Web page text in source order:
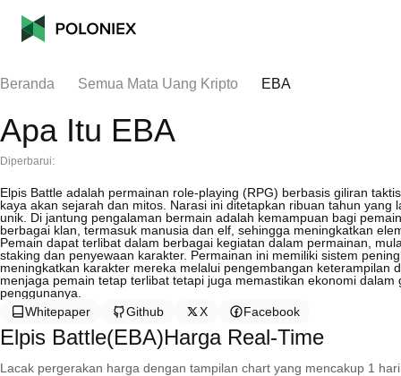
Beranda Semua Mata Uang Kripto EBA
Apa Itu EBA
Diperbarui:
Elpis Battle adalah permainan role-playing (RPG) berbasis giliran
kaya akan sejarah dan mitos. Narasi ini ditetapkan ribuan tahun
unik. Di jantung pengalaman bermain adalah kemampuan bagi
berbagai klan, termasuk manusia dan elf, sehingga meningkatkan
Pemain dapat terlibat dalam berbagai kegiatan dalam permainan,
staking dan penyewaan karakter. Permainan ini memiliki sistem
meningkatkan karakter mereka melalui pengembangan keterampilan
menjaga pemain tetap terlibat tetapi juga memastikan ekonomi
penggunanya.
Whitepaper
Github X Facebook
Elpis Battle(EBA)Harga Real-Time
Lacak pergerakan harga dengan tampilan chart yang mencakup 1